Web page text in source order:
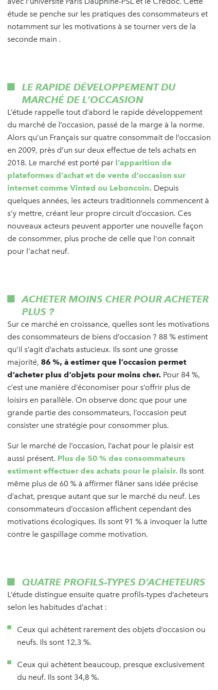
étude se penche sur les pratiques des consommateurs et
notamment sur les motivations à se tourner vers de la
seconde main .
LE RAPIDE DÉVELOPPEMENT DU
MARCHÉ DE L’OCCASION
L’étude rappelle tout d’abord le rapide développement
du marché de l’occasion, passé de la marge à la norme.
Alors qu’un Français sur quatre consommait de l’occasion
en 2009, près d’un sur deux effectue de tels achats en
2018. Le marché est porté par l’apparition de
plateformes d’achat et de vente d’occasion sur
internet comme Vinted ou Leboncoin. Depuis
quelques années, les acteurs traditionnels commencent à
s’y mettre, créant leur propre circuit d’occasion. Ces
nouveaux acteurs peuvent apporter une nouvelle façon
de consommer, plus proche de celle que l'on connait
pour l'achat neuf.
ACHETER MOINS CHER POUR ACHETER
PLUS ?
Sur ce marché en croissance, quelles sont les motivations
des consommateurs de biens d’occasion ? 88 % estiment
qu’il s’agit d’achats astucieux. Ils sont une grosse
majorité, 86 %, à estimer que l’occasion permet
d’acheter plus d’objets pour moins cher. Pour 84 %,
c’est une manière d’économiser pour s’offrir plus de
loisirs en parallèle. On observe donc que pour une
grande partie des consommateurs, l’occasion peut
consister une stratégie pour consommer plus.
Sur le marché de l’occasion, l’achat pour le plaisir est
aussi présent. Plus de 50 % des consommateurs
estiment effectuer des achats pour le plaisir. Ils sont
même plus de 60 % à affirmer flâner sans idée précise
d’achat, presque autant que sur le marché du neuf. Les
consommateurs d’occasion affichent cependant des
motivations écologiques. Ils sont 91 % à invoquer la lutte
contre le gaspillage comme motivation.
QUATRE PROFILS-TYPES D’ACHETEURS
L’étude distingue ensuite quatre profils-types d’acheteurs
selon les habitudes d’achat :
Ceux qui achètent rarement des objets d’occasion ou
neufs. Ils sont 12,3 %.
Ceux qui achètent beaucoup, presque exclusivement
du neuf. Ils sont 34,8 %.